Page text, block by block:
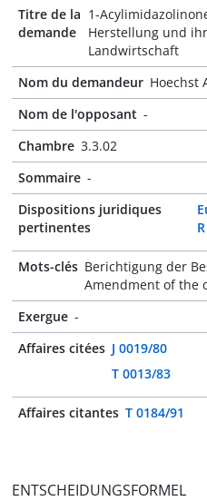
Titre de la
demande
1-
Herstellung und
Landwirtschaft
Nom du demandeur Hoechst
Nom de l'opposant -
Chambre 3.3.02
Sommaire -
Dispositions juridiques
pertinentes
Mots-clés Berichtigung der
Amendment of the
Exergue -
Affaires citées J 0019/80
T 0013/83
Affaires citantes T 0184/91
ENTSCHEIDUNGSFORMEL